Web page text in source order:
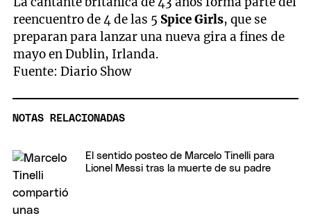
reencuentro de 4 de las 5 Spice Girls, que se
preparan para lanzar una nueva gira a fines de
mayo en Dublin, Irlanda.
Fuente: Diario Show
NOTAS RELACIONADAS
El sentido posteo de Marcelo Tinelli para
Lionel Messi tras la muerte de su padre